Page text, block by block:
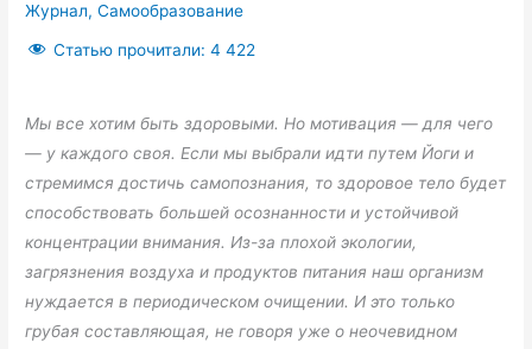
Журнал,Самообразование
Статью прочитали: 4 422
Мы все хотим быть здоровыми. Но мотивация — для чего
— у каждого своя. Если мы выбрали идти путем Йоги и
стремимся достичь самопознания, то здоровое тело будет
способствовать большей осознанности и устойчивой
концентрации внимания. Из-за плохой экологии,
загрязнения воздуха и продуктов питания наш организм
нуждается в периодическом очищении. И это только
грубая составляющая, не говоря уже о неочевидном